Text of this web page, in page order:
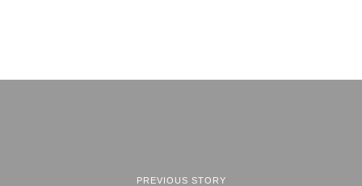
PREVIOUS STORY